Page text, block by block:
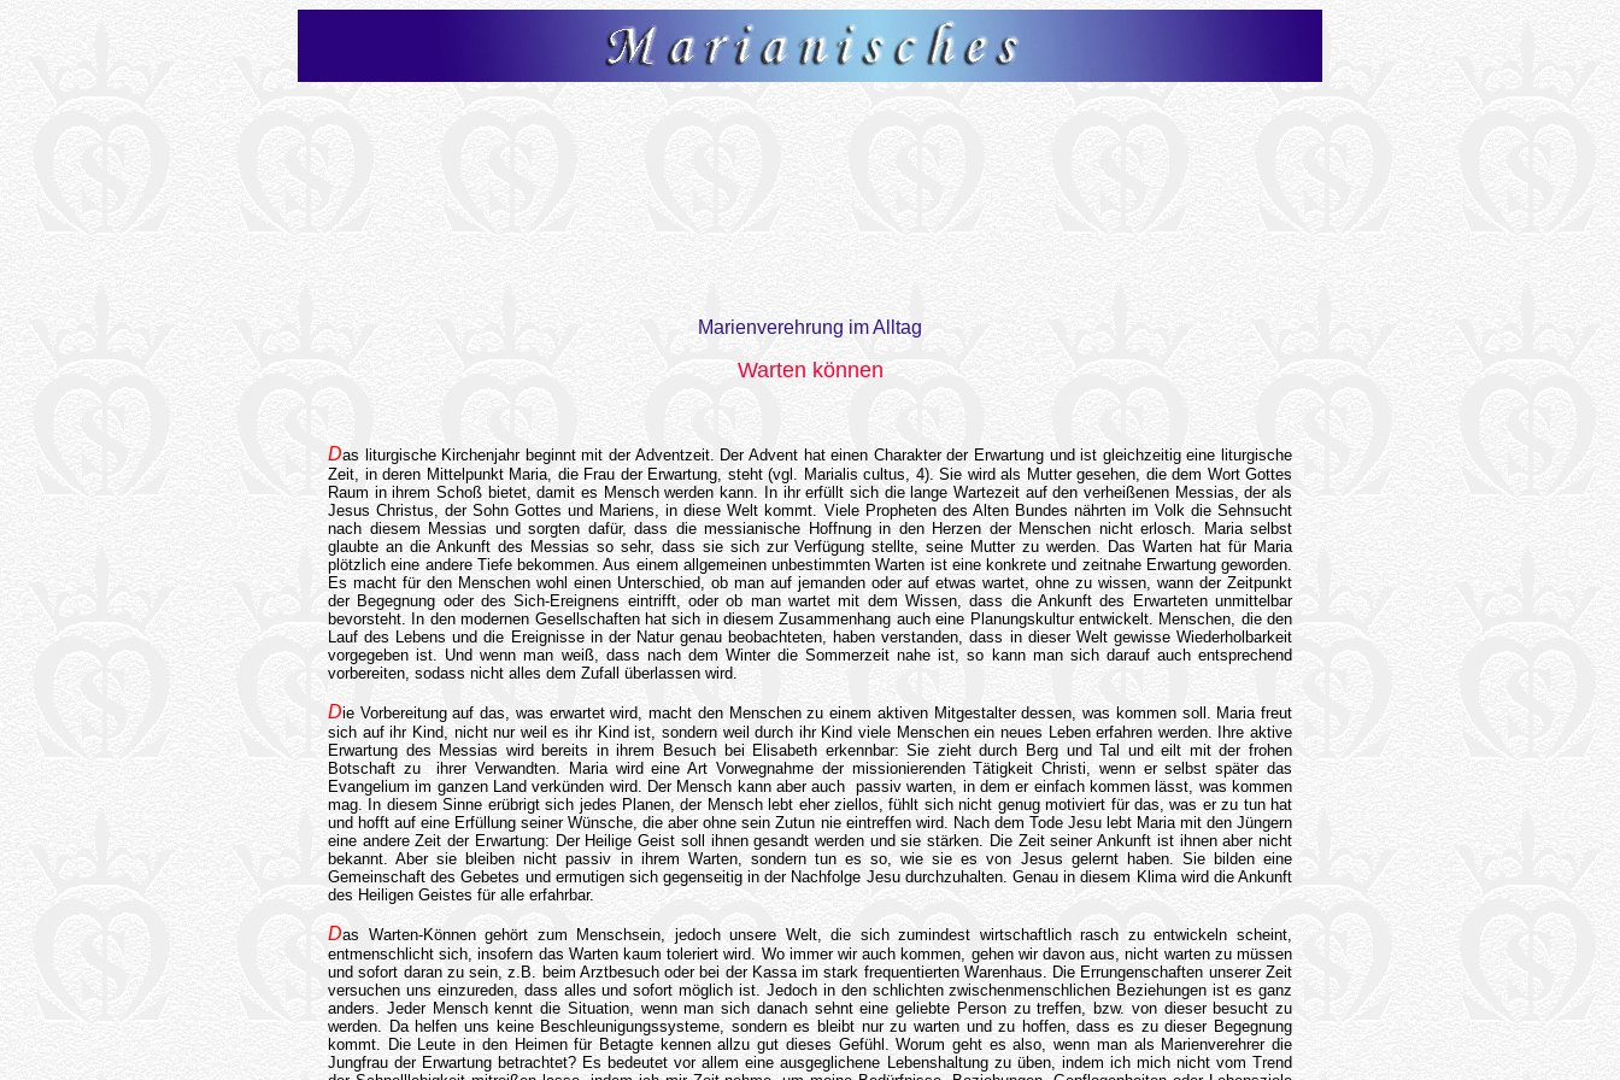
Marienverehrung im Alltag
Warten können
Das liturgische Kirchenjahr beginnt mit der Adventzeit. Der Advent hat einen Charakter der Erwartung und ist gleichzeitig eine liturgische
Zeit, in deren Mittelpunkt Maria, die Frau der Erwartung, steht (vgl. Marialis cultus, 4). Sie wird als Mutter gesehen, die dem Wort Gottes
Raum in ihrem Schoß bietet, damit es Mensch werden kann. In ihr erfüllt sich die lange Wartezeit auf den verheißenen Messias, der als
Jesus Christus, der Sohn Gottes und Mariens, in diese Welt kommt. Viele Propheten des Alten Bundes nährten im Volk die Sehnsucht
nach diesem Messias und sorgten dafür, dass die messianische Hoffnung in den Herzen der Menschen nicht erlosch. Maria selbst
glaubte an die Ankunft des Messias so sehr, dass sie sich zur Verfügung stellte, seine Mutter zu werden. Das Warten hat für Maria
plötzlich eine andere Tiefe bekommen. Aus einem allgemeinen unbestimmten Warten ist eine konkrete und zeitnahe Erwartung geworden.
Es macht für den Menschen wohl einen Unterschied, ob man auf jemanden oder auf etwas wartet, ohne zu wissen, wann der Zeitpunkt
der Begegnung oder des Sich-Ereignens eintrifft, oder ob man wartet mit dem Wissen, dass die Ankunft des Erwarteten unmittelbar
bevorsteht. In den modernen Gesellschaften hat sich in diesem Zusammenhang auch eine Planungskultur entwickelt. Menschen, die den
Lauf des Lebens und die Ereignisse in der Natur genau beobachteten, haben verstanden, dass in dieser Welt gewisse Wiederholbarkeit
vorgegeben ist. Und wenn man weiß, dass nach dem Winter die Sommerzeit nahe ist, so kann man sich darauf auch entsprechend
vorbereiten, sodass nicht alles dem Zufall überlassen wird.
Die Vorbereitung auf das, was erwartet wird, macht den Menschen zu einem aktiven Mitgestalter dessen, was kommen soll. Maria freut
sich auf ihr Kind, nicht nur weil es ihr Kind ist, sondern weil durch ihr Kind viele Menschen ein neues Leben erfahren werden. Ihre aktive
Erwartung des Messias wird bereits in ihrem Besuch bei Elisabeth erkennbar: Sie zieht durch Berg und Tal und eilt mit der frohen
Botschaft zu ihrer Verwandten. Maria wird eine Art Vorwegnahme der missionierenden Tätigkeit Christi, wenn er selbst später das
Evangelium im ganzen Land verkünden wird. Der Mensch kann aber auch passiv warten, in dem er einfach kommen lässt, was kommen
mag. In diesem Sinne erübrigt sich jedes Planen, der Mensch lebt eher ziellos, fühlt sich nicht genug motiviert für das, was er zu tun hat
und hofft auf eine Erfüllung seiner Wünsche, die aber ohne sein Zutun nie eintreffen wird. Nach dem Tode Jesu lebt Maria mit den Jüngern
eine andere Zeit der Erwartung: Der Heilige Geist soll ihnen gesandt werden und sie stärken. Die Zeit seiner Ankunft ist ihnen aber nicht
bekannt. Aber sie bleiben nicht passiv in ihrem Warten, sondern tun es so, wie sie es von Jesus gelernt haben. Sie bilden eine
Gemeinschaft des Gebetes und ermutigen sich gegenseitig in der Nachfolge Jesu durchzuhalten. Genau in diesem Klima wird die Ankunft
des Heiligen Geistes für alle erfahrbar.
Das Warten-Können gehört zum Menschsein, jedoch unsere Welt, die sich zumindest wirtschaftlich rasch zu entwickeln scheint,
entmenschlicht sich, insofern das Warten kaum toleriert wird. Wo immer wir auch kommen, gehen wir davon aus, nicht warten zu müssen
und sofort daran zu sein, z.B. beim Arztbesuch oder bei der Kassa im stark frequentierten Warenhaus. Die Errungenschaften unserer Zeit
versuchen uns einzureden, dass alles und sofort möglich ist. Jedoch in den schlichten zwischenmenschlichen Beziehungen ist es ganz
anders. Jeder Mensch kennt die Situation, wenn man sich danach sehnt eine geliebte Person zu treffen, bzw. von dieser besucht zu
werden. Da helfen uns keine Beschleunigungssysteme, sondern es bleibt nur zu warten und zu hoffen, dass es zu dieser Begegnung
kommt. Die Leute in den Heimen für Betagte kennen allzu gut dieses Gefühl. Worum geht es also, wenn man als Marienverehrer die
Jungfrau der Erwartung betrachtet? Es bedeutet vor allem eine ausgeglichene Lebenshaltung zu üben, indem ich mich nicht vom Trend